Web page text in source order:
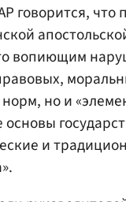
говорится,
вопиющим
но и
и